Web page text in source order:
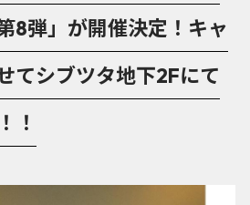
8弾」が開催決定！キャ
てシブツタ地下2Fにて
！